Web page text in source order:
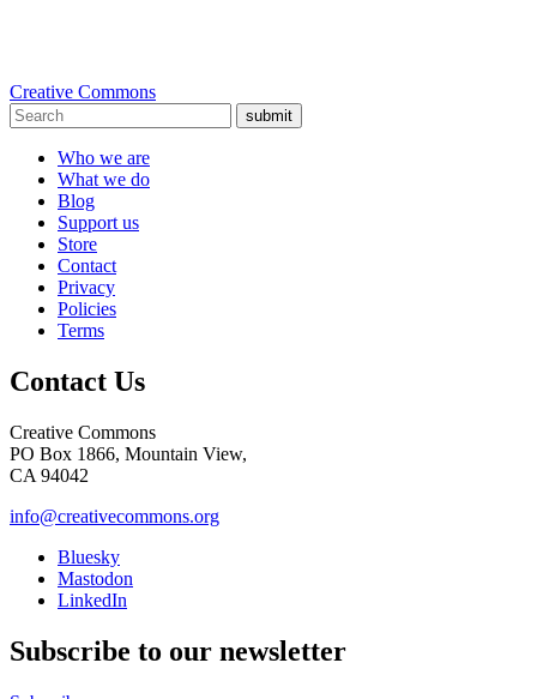
Creative Commons
submit
Who we are
What we do
Blog
Support us
Store
Contact
Privacy
Policies
Terms
Contact Us
Creative Commons
PO Box 1866, Mountain View,
CA 94042
info@creativecommons.org
Bluesky
Mastodon
LinkedIn
Subscribe to our newsletter